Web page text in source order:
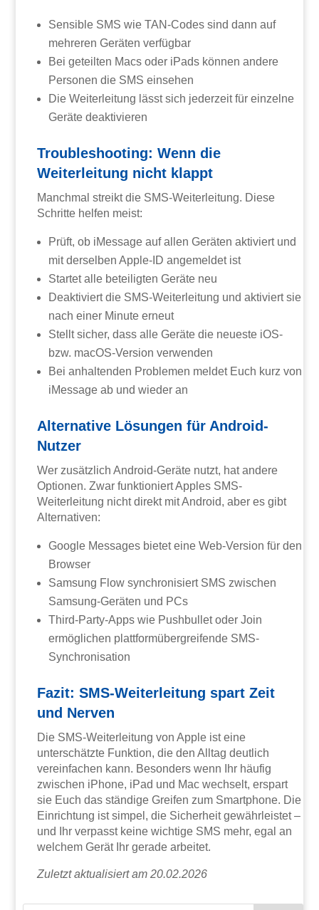
Sensible SMS wie TAN-Codes sind dann auf
mehreren Geräten verfügbar
Bei geteilten Macs oder iPads können andere
Personen die SMS einsehen
Die Weiterleitung lässt sich jederzeit für einzelne
Geräte deaktivieren
Troubleshooting: Wenn die
Weiterleitung nicht klappt
Manchmal streikt die SMS-Weiterleitung. Diese
Schritte helfen meist:
Prüft, ob iMessage auf allen Geräten aktiviert und
mit derselben Apple-ID angemeldet ist
Startet alle beteiligten Geräte neu
Deaktiviert die SMS-Weiterleitung und aktiviert sie
nach einer Minute erneut
Stellt sicher, dass alle Geräte die neueste iOS-
bzw. macOS-Version verwenden
Bei anhaltenden Problemen meldet Euch kurz von
iMessage ab und wieder an
Alternative Lösungen für Android-
Nutzer
Wer zusätzlich Android-Geräte nutzt, hat andere
Optionen. Zwar funktioniert Apples SMS-
Weiterleitung nicht direkt mit Android, aber es gibt
Alternativen:
Google Messages bietet eine Web-Version für den
Browser
Samsung Flow synchronisiert SMS zwischen
Samsung-Geräten und PCs
Third-Party-Apps wie Pushbullet oder Join
ermöglichen plattformübergreifende SMS-
Synchronisation
Fazit: SMS-Weiterleitung spart Zeit
und Nerven
Die SMS-Weiterleitung von Apple ist eine
unterschätzte Funktion, die den Alltag deutlich
vereinfachen kann. Besonders wenn Ihr häufig
zwischen iPhone, iPad und Mac wechselt, erspart
sie Euch das ständige Greifen zum Smartphone. Die
Einrichtung ist simpel, die Sicherheit gewährleistet –
und Ihr verpasst keine wichtige SMS mehr, egal an
welchem Gerät Ihr gerade arbeitet.
Zuletzt aktualisiert am 20.02.2026